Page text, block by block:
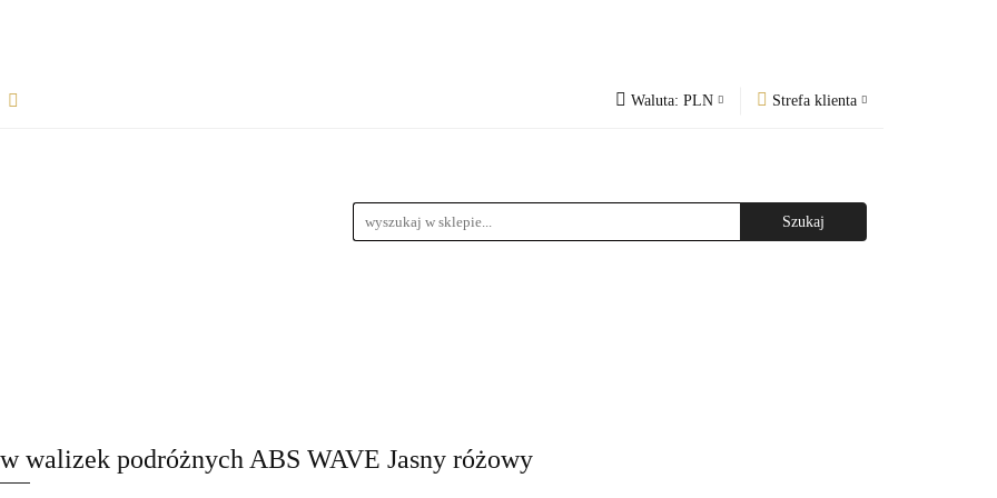
Waluta: PLN Strefa klienta
Dodaj zgłoszenie
Rozpocznij współpracę
walizek podróżnych ABS WAVE Jasny różowy